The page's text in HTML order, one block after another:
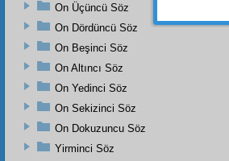
On Üçüncü Söz
On Dördüncü Söz
On Beşinci Söz
On Altıncı Söz
On Yedinci Söz
On Sekizinci Söz
On Dokuzuncu Söz
Yirminci Söz